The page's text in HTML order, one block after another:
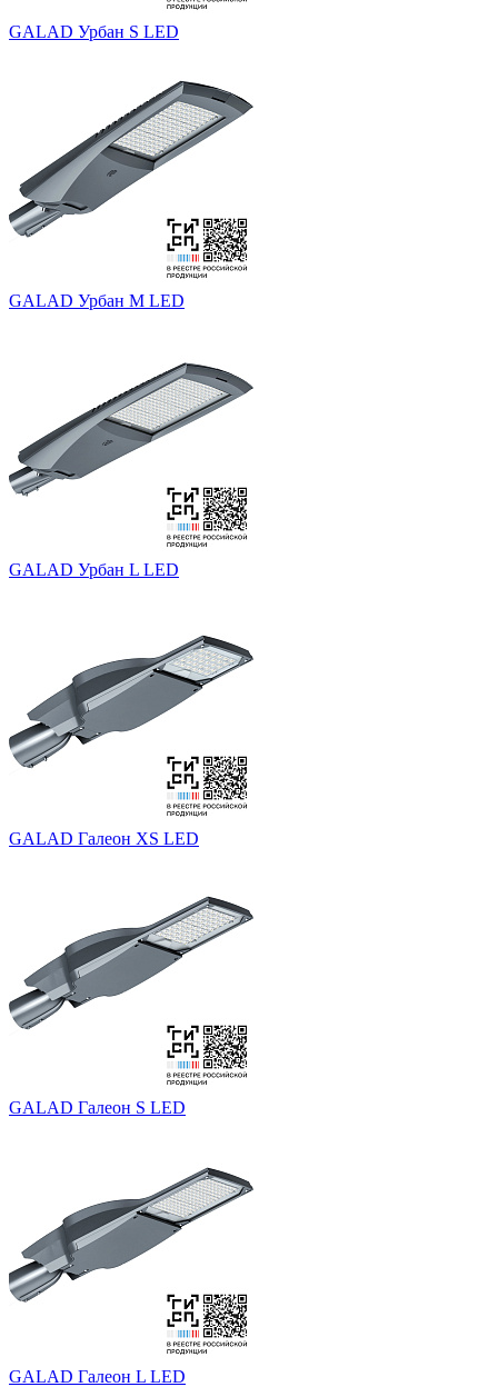
GALAD Урбан S LED
GALAD Урбан M LED
GALAD Урбан L LED
GALAD Галеон XS LED
GALAD Галеон S LED
GALAD Галеон L LED